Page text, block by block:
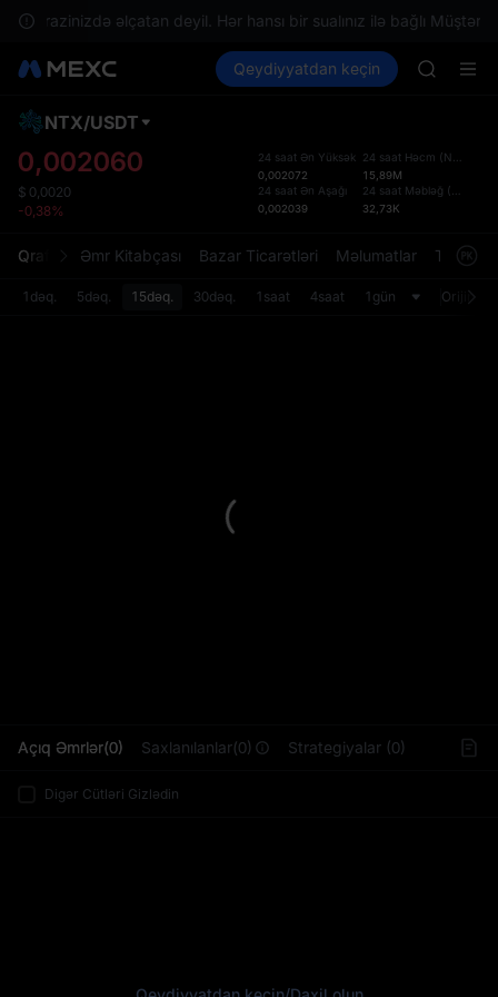
ərazinizdə əlçatan deyil. Hər hansı bir sualınız ilə bağlı Müştəri
Bazarlar Spot Futures SPCX
Qeydiyyatdan keçin
SKYAI
AAOI
SKYAI
NTX/USDT
0,002060
$ 0,0020
-0,38%
24 saat Ən Yüksək
0,002072
24 saat Ən Aşağı
0,002039
24 saat Həcm (NTX
15,89M
24 saat Məbləğ (
32,73K
Qrafik Əmr Kitabçası Bazar Ticarətləri Məlumatlar
1dəq. 5dəq. 15dəq. 30dəq. 1saat 4saat 1gün Orijinal
Açıq Əmrlər(0) Saxlanılanlar(0) Strategiyalar (0)
Digər Cütləri Gizlədin